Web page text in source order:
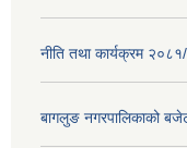
नीति तथा कार्यक्रम
बागलुङ नगरपालिकाको